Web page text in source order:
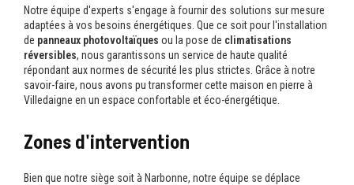
Notre équipe d'experts s'engage à fournir des solutions sur mesure
adaptées à vos besoins énergétiques. Que ce soit pour l'installation
de panneaux photovoltaïques ou la pose de climatisations
réversibles, nous garantissons un service de haute qualité
répondant aux normes de sécurité les plus strictes. Grâce à notre
savoir-faire, nous avons pu transformer cette maison en pierre à
Villedaigne en un espace confortable et éco-énergétique.
Zones d'intervention
Bien que notre siège soit à Narbonne, notre équipe se déplace